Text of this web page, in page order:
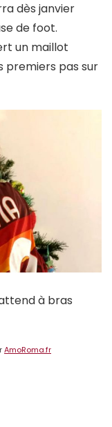
dès janvier
de foot.
un maillot
premiers pas sur
à bras
AmoRoma.fr